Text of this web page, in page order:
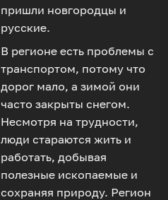
пришли новгородцы и
русские.
В регионе есть проблемы с
транспортом, потому что
дорог мало, а зимой они
часто закрыты снегом.
Несмотря на трудности,
люди стараются жить и
работать, добывая
полезные ископаемые и
сохраняя природу. Регион